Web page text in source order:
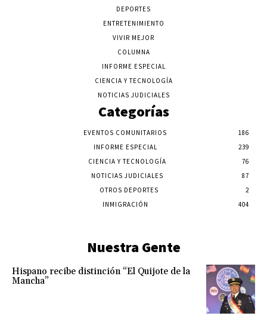
DEPORTES
ENTRETENIMIENTO
VIVIR MEJOR
COLUMNA
INFORME ESPECIAL
CIENCIA Y TECNOLOGÍA
NOTICIAS JUDICIALES
Categorías
EVENTOS COMUNITARIOS
186
INFORME ESPECIAL
239
CIENCIA Y TECNOLOGÍA
76
NOTICIAS JUDICIALES
87
OTROS DEPORTES
2
INMIGRACIÓN
404
Nuestra Gente
Hispano recibe distinción “El Quijote de la
Mancha”